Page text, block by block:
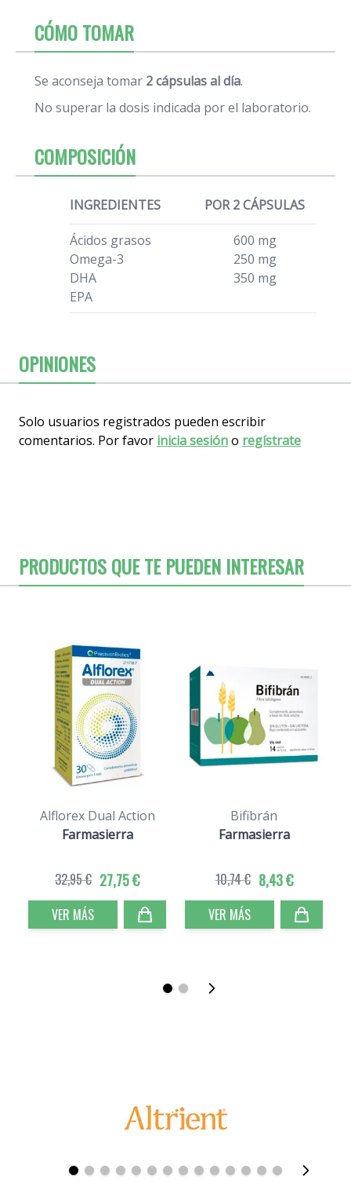
CÓMO TOMAR
Se aconseja tomar 2 cápsulas al día.
No superar la dosis indicada por el laboratorio.
COMPOSICIÓN
INGREDIENTES POR 2 CÁPSULAS
Ácidos grasos
Omega-3
DHA
EPA
600 mg
250 mg
350 mg
OPINIONES
Solo usuarios registrados pueden escribir
comentarios. Por favor inicia sesióno regístrate
PRODUCTOS QUE TE PUEDEN INTERESAR
Alflorex Dual Action
Farmasierra
27,75 €
32,95 €
VER MÁS
Bifibrán
Farmasierra
8,43 €
10,74 €
VER MÁS